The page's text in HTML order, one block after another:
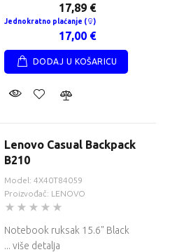
17,89 €
Jednokratno plaćanje ( )
17,00 €
DODAJ U KOŠARICU
Lenovo Casual Backpack
B210
Model: 4X40T84059
Proizvođač: LENOVO
Notebook ruksak 15.6" Black
... više detalja